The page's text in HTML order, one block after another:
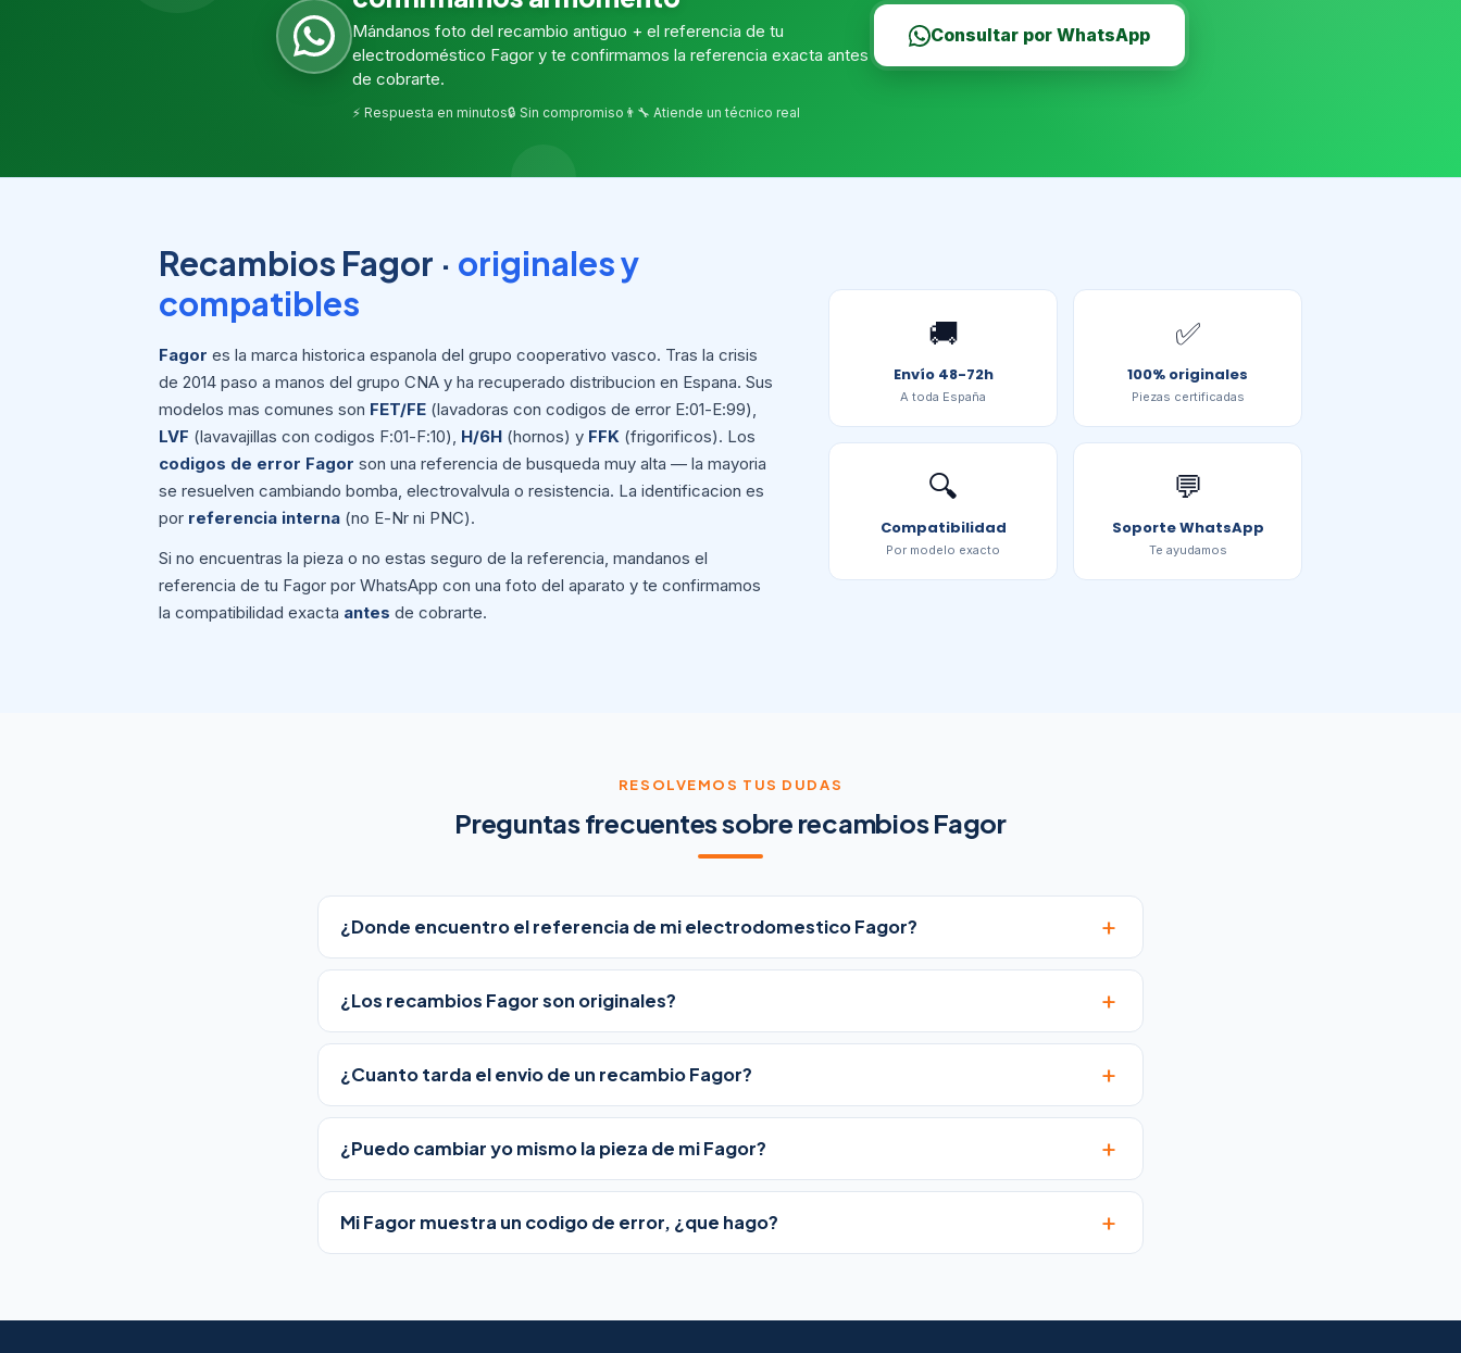
Mándanos foto del recambio antiguo + el referencia de tu
electrodoméstico Fagor y te confirmamos la referencia exacta antes
de cobrarte.
⚡ Respuesta en minutos🔒 Sin compromiso 👨‍🔧 Atiende un técnico real
Consultar por WhatsApp
Recambios Fagor · originales y
compatibles
Fagor es la marca historica espanola del grupo cooperativo vasco. Tras la crisis
de 2014 paso a manos del grupo CNA y ha recuperado distribucion en Espana. Sus
modelos mas comunes son FET/FE (lavadoras con codigos de error E:01-E:99),
LVF (lavavajillas con codigos F:01-F:10), H/6H (hornos) y FFK (frigorificos). Los
codigos de error Fagor son una referencia de busqueda muy alta — la mayoria
se resuelven cambiando bomba, electrovalvula o resistencia. La identificacion es
por referencia interna (no E-Nr ni PNC).
Si no encuentras la pieza o no estas seguro de la referencia, mandanos el
referencia de tu Fagor por WhatsApp con una foto del aparato y te confirmamos
la compatibilidad exacta antes de cobrarte.
🚚
Envío 48-72h
A toda España
✅
100% originales
Piezas certificadas
🔍
Compatibilidad
Por modelo exacto
💬
Soporte WhatsApp
Te ayudamos
RESOLVEMOS TUS DUDAS
Preguntas frecuentes sobre recambios Fagor
¿Donde encuentro el referencia de mi electrodomestico Fagor? +
¿Los recambios Fagor son originales? +
¿Cuanto tarda el envio de un recambio Fagor? +
¿Puedo cambiar yo mismo la pieza de mi Fagor? +
Mi Fagor muestra un codigo de error, ¿que hago? +